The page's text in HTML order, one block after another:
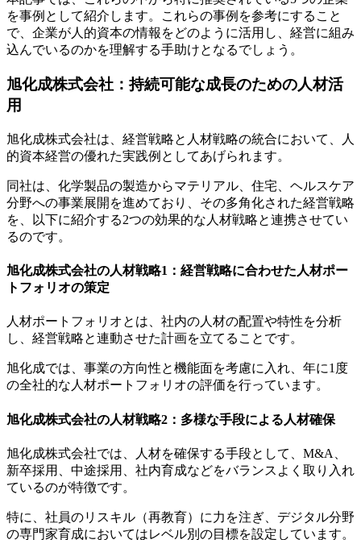
を事例として紹介します。これらの事例を参考にすること
で、企業が人的資本の情報をどのように活用し、経営に組み
込んでいるのかを理解する手助けとなるでしょう。
旭化成株式会社：持続可能な成長のための人材活
用
旭化成株式会社は、経営戦略と人材戦略の統合において、人
的資本経営の優れた実践例としてあげられます。
同社は、化学製品の製造からマテリアル、住宅、ヘルスケア
分野への事業展開を進めており、その多角化された経営戦略
を、以下に紹介する2つの効果的な人材戦略と連携させてい
るのです。
旭化成株式会社の人材戦略1：経営戦略に合わせた人材ポー
トフォリオの策定
人材ポートフォリオとは、社内の人材の配置や特性を分析
し、経営戦略と連動させた計画を立てることです。
旭化成では、事業の方向性と機能面を考慮に入れ、年に1度
の全社的な人材ポートフォリオの評価を行っています。
旭化成株式会社の人材戦略2：多様な手段による人材確保
旭化成株式会社では、人材を確保する手段として、M&A、
新卒採用、中途採用、社内育成などをバランスよく取り入れ
ているのが特徴です。
特に、社員のリスキル（再教育）に力を注ぎ、デジタル分野
の専門家育成においてはレベル別の目標を設定しています。